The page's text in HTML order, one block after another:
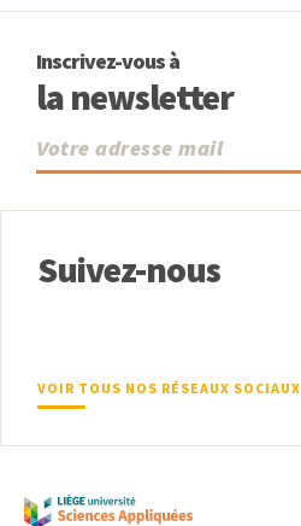
Inscrivez-vous à
la newsletter
Suivez-nous
VOIR TOUS NOS RÉSEAUX SOCIAUX